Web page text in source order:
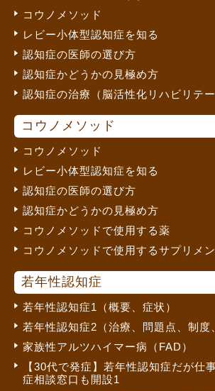
コウノメソッド
レビー小体型認知症を知る
認知症の医師の選び方
認知症かどうかの見極め方
認知症の治療（脳活性化リハビリテー
コウノメソッド
コウノメソッド
レビー小体型認知症を知る
認知症の医師の選び方
認知症かどうかの見極め方
コウノメソッドで使用する薬
コウノメソッドで使用するサプリメ
若年性認知症
若年性認知症1（概要、症状）
若年性認知症2（治療、問題点、制度
家族性アルツハイマー病（FAD）
【30代で発症】若年性認知症だが仕
症相談窓口も開設1